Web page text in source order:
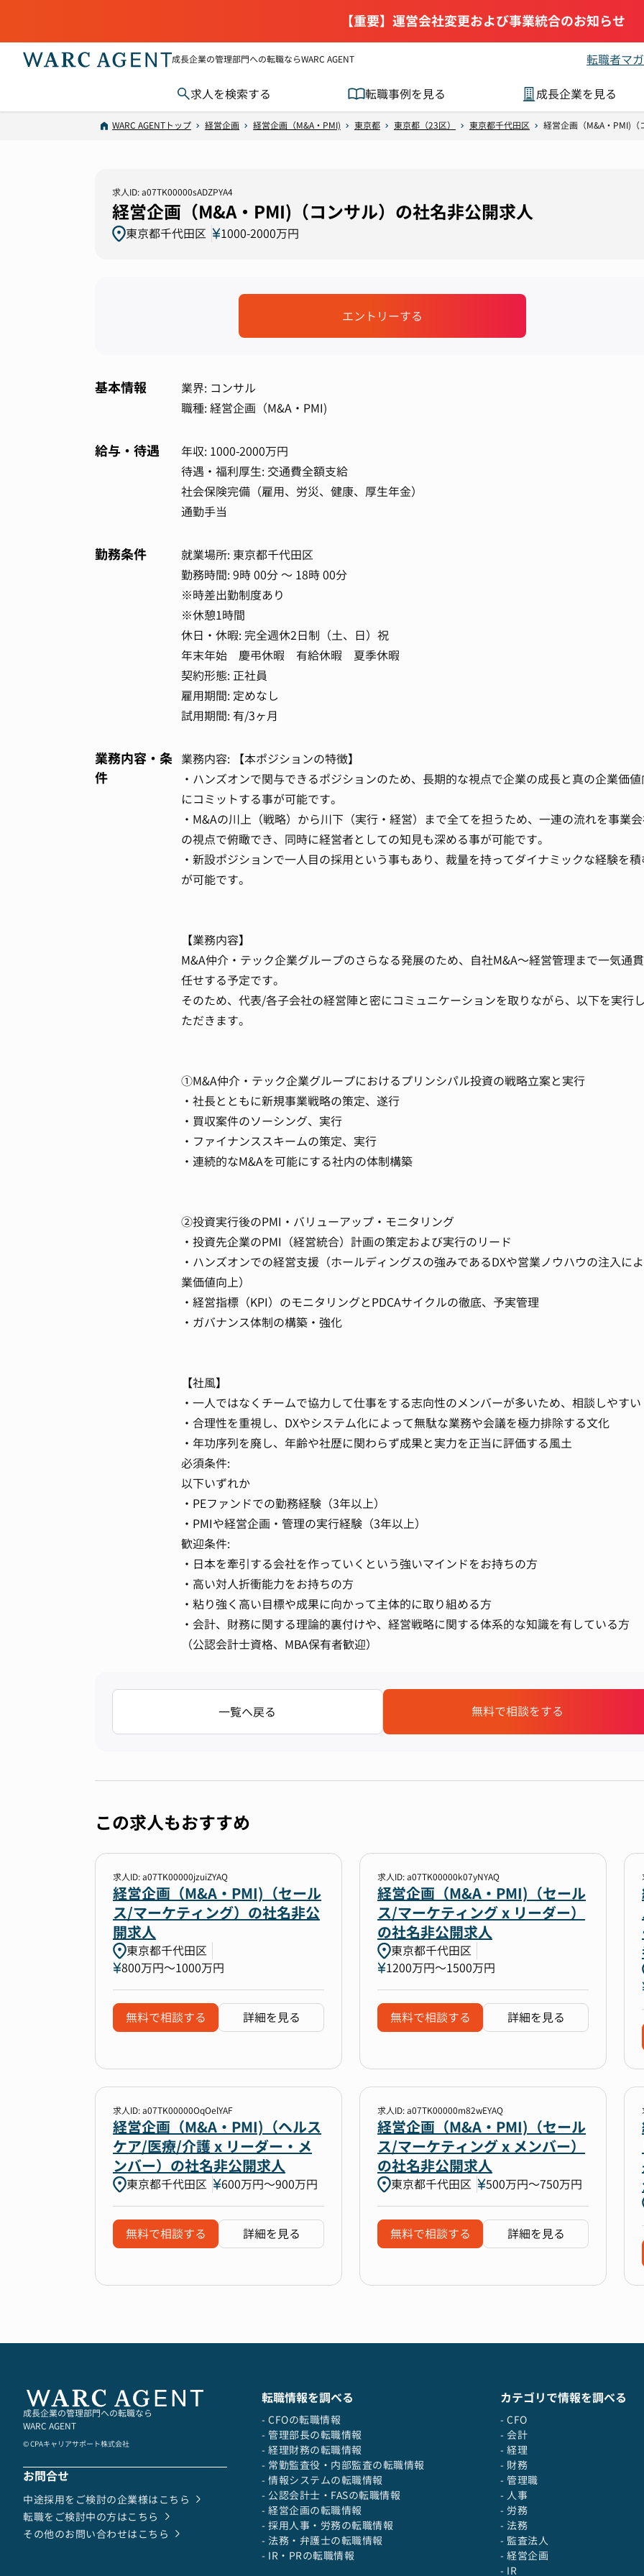
【重要】運営会社変更および事業統合のお知らせ
成長企業の管理部門への転職ならWARC AGENT 転職者マ
求人を検索する 転職事例を見る 成長企業を見る
WARC AGENTトップ 経営企画 経営企画（M&A・PMI) 東京都 東京都（23区） 東京都千代田区 経営企画（M&A・PMI)
求人ID: a07TK00000sADZPYA4
経営企画（M&A・PMI)（コンサル）の社名非公開求人
東京都千代田区 1000-2000万円
エントリーする
基本情報
業界: コンサル
職種: 経営企画（M&A・PMI)
給与・待遇
年収: 1000-2000万円
待遇・福利厚生: 交通費全額支給
社会保険完備（雇用、労災、健康、厚生年金）
通勤手当
勤務条件
就業場所: 東京都千代田区
勤務時間: 9時 00分 ～ 18時 00分
※時差出勤制度あり
※休憩1時間
休日・休暇: 完全週休2日制（土、日）祝
年末年始 慶弔休暇 有給休暇 夏季休暇
契約形態: 正社員
雇用期間: 定めなし
試用期間: 有/3ヶ月
業務内容・条
件
業務内容: 【本ポジションの特徴】
・ハンズオンで関与できるポジションのため、長期的な視点で企業の成長と真の企業価値
にコミットする事が可能です。
・M&Aの川上（戦略）から川下（実行・経営）まで全てを担うため、一連の流れを事業
の視点で俯瞰でき、同時に経営者としての知見も深める事が可能です。
・新設ポジションで一人目の採用という事もあり、裁量を持ってダイナミックな経験を
が可能です。
【業務内容】
M&A仲介・テック企業グループのさらなる発展のため、自社M&A～経営管理まで一気通
任せする予定です。
そのため、代表/各子会社の経営陣と密にコミュニケーションを取りながら、以下を実行
ただきます。
①M&A仲介・テック企業グループにおけるプリンシパル投資の戦略立案と実行
・社長とともに新規事業戦略の策定、遂行
・買収案件のソーシング、実行
・ファイナンススキームの策定、実行
・連続的なM&Aを可能にする社内の体制構築
②投資実行後のPMI・バリューアップ・モニタリング
・投資先企業のPMI（経営統合）計画の策定および実行のリード
・ハンズオンでの経営支援（ホールディングスの強みであるDXや営業ノウハウの注入に
業価値向上）
・経営指標（KPI）のモニタリングとPDCAサイクルの徹底、予実管理
・ガバナンス体制の構築・強化
【社風】
・一人ではなくチームで協力して仕事をする志向性のメンバーが多いため、相談しやすい
・合理性を重視し、DXやシステム化によって無駄な業務や会議を極力排除する文化
・年功序列を廃し、年齢や社歴に関わらず成果と実力を正当に評価する風土
必須条件:
以下いずれか
・PEファンドでの勤務経験（3年以上）
・PMIや経営企画・管理の実行経験（3年以上）
歓迎条件:
・日本を牽引する会社を作っていくという強いマインドをお持ちの方
・高い対人折衝能力をお持ちの方
・粘り強く高い目標や成果に向かって主体的に取り組める方
・会計、財務に関する理論的裏付けや、経営戦略に関する体系的な知識を有している方
（公認会計士資格、MBA保有者歓迎）
無料で相談をする
一覧へ戻る
この求人もおすすめ
求人ID: a07TK00000jzuiZYAQ
経営企画（M&A・PMI)（セール
ス/マーケティング）の社名非公
開求人
東京都千代田区
800万円〜1000万円
無料で相談する 詳細を見る
求人ID: a07TK00000k07yNYAQ
経営企画（M&A・PMI)（セール
ス/マーケティング x リーダー）
の社名非公開求人
東京都千代田区
1200万円〜1500万円
無料で相談する 詳細を見る
求人ID: a07TK00000OqOelYAF
経営企画（M&A・PMI)（ヘルス
ケア/医療/介護 x リーダー・メ
ンバー）の社名非公開求人
東京都千代田区 600万円〜900万円
無料で相談する 詳細を見る
求人ID: a07TK00000m82wEYAQ
経営企画（M&A・PMI)（セール
ス/マーケティング x メンバー）
の社名非公開求人
東京都千代田区 500万円〜750万円
無料で相談する 詳細を見る
成長企業の管理部門への転職なら
WARC AGENT
© CPAキャリアサポート株式会社
お問合せ
中途採用をご検討の企業様はこちら
転職をご検討中の方はこちら
その他のお問い合わせはこちら
転職情報を調べる
- CFOの転職情報
- 管理部長の転職情報
- 経理財務の転職情報
- 常勤監査役・内部監査の転職情報
- 情報システムの転職情報
- 公認会計士・FASの転職情報
- 経営企画の転職情報
- 採用人事・労務の転職情報
- 法務・弁護士の転職情報
- IR・PRの転職情報
カテゴリで情報を調べる
- CFO
- 会計
- 経理
- 財務
- 管理職
- 人事
- 労務
- 法務
- 監査法人
- 経営企画
- IR